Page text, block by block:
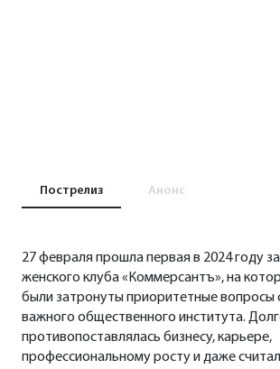
Пострелиз Анонс
27 февраля прошла первая в 2024 году
женского клуба «Коммерсантъ», на
были затронуты приоритетные вопросы
важного общественного института.
противопоставлялась бизнесу, карьере,
профессиональному росту и даже